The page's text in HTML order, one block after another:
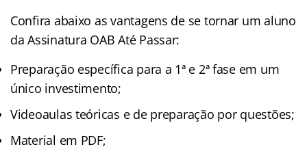
Confira abaixo as vantagens de se tornar um aluno
da Assinatura OAB Até Passar:
Preparação específica para a 1ª e 2ª fase em um
único investimento;
Videoaulas teóricas e de preparação por questões;
Material em PDF;